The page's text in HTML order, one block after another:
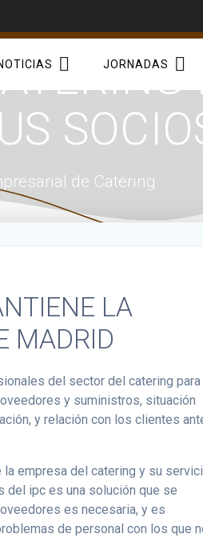
JORNADAS
de Catering
LA
MADRID
del sector del catering para
y suministros, situación
y relación con los clientes
empresa del catering y su
del ipc es una solución que se
es necesaria, y es
de personal con los que